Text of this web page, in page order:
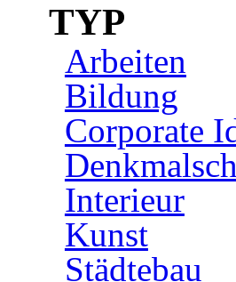
TYP
Arbeiten
Bildung
Corporate
Interieur
Kunst
Städtebau